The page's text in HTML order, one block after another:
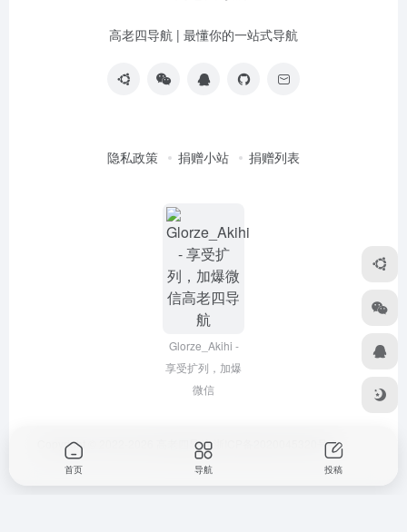
高老四导航 | 最懂你的一站式导航
隐私政策 捐赠小站 捐赠列表
Glorze_Akihi -
享受扩列，加爆
微信
Copyright © 2022-2026 高老四导航 浙ICP备2020045320号-3
首页 导航 投稿